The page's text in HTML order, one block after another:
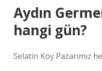
Aydın
hangi gün?
Selatin Köy Pazarımız